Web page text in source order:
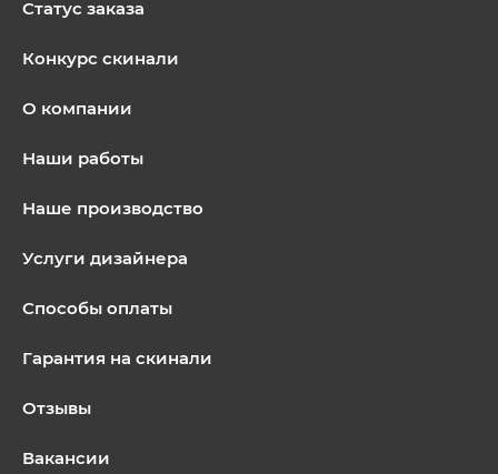
Статус заказа
Конкурс скинали
О компании
Наши работы
Наше производство
Услуги дизайнера
Способы оплаты
Гарантия на скинали
Отзывы
Вакансии